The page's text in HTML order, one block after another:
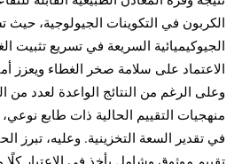
الكربون في التكوينات الجيولوجية، حيث
الجيوكيميائية السريعة في تسريع تثبيت
الاعتماد على سلامة صخر الغطاء ويعزز
وعلى الرغم من النتائج الواعدة لعدد من
منهجيات التقييم الحالية ذات طابع
في تقدير السعة التخزينية. وعليه، تبرز
تقييم موثوق وشامل يأخذ في الاعتبار